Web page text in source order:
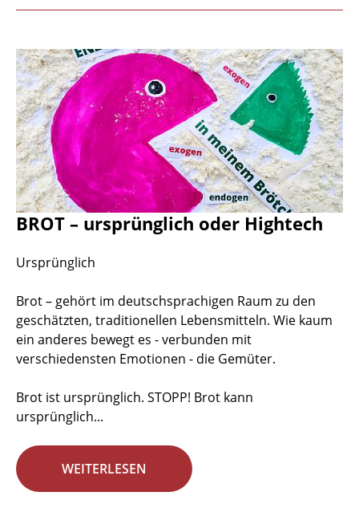
BROT – ursprünglich oder Hightech
Ursprünglich
Brot – gehört im deutschsprachigen Raum zu den
geschätzten, traditionellen Lebensmitteln. Wie kaum
ein anderes bewegt es - verbunden mit
verschiedensten Emotionen - die Gemüter.
Brot ist ursprünglich. STOPP! Brot kann
ursprünglich...
WEITERLESEN